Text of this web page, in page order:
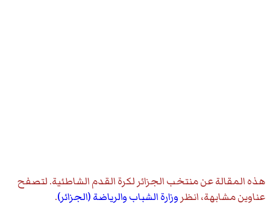
هذه المقالة عنمنتخب الجزائر لكرة القدم الشاطئية. لتصفح
عناوين مشابهة، انظروزارة الشباب والرياضة (الجزائر).